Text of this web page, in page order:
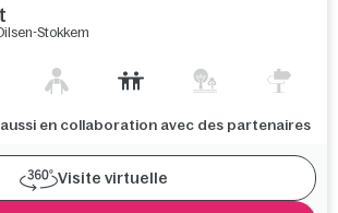
Stokkem
en collaboration avec des partenaires
Visite virtuelle